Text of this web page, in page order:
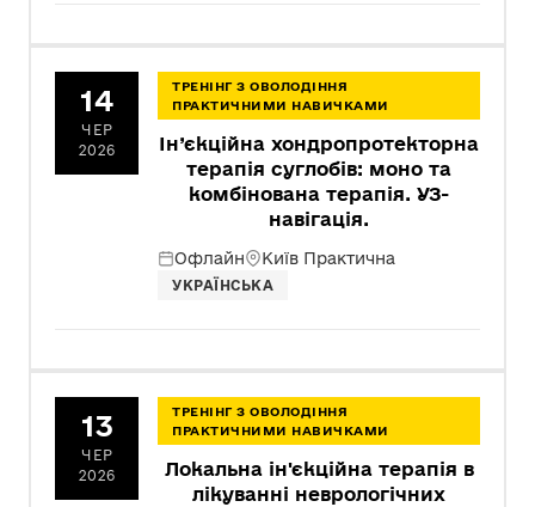
14
ЧЕР
2026
ТРЕНІНГ З ОВОЛОДІННЯ
ПРАКТИЧНИМИ НАВИЧКАМИ
Ін’єкційна хондропротекторна
терапія суглобів: моно та
комбінована терапія. УЗ-
навігація.
Офлайн Київ Практична
УКРАЇНСЬКА
13
ЧЕР
2026
ТРЕНІНГ З ОВОЛОДІННЯ
ПРАКТИЧНИМИ НАВИЧКАМИ
Локальна ін'єкційна терапія в
лікуванні неврологічних